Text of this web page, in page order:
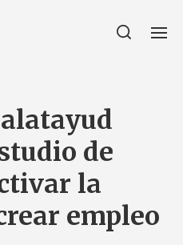
de
la
empleo